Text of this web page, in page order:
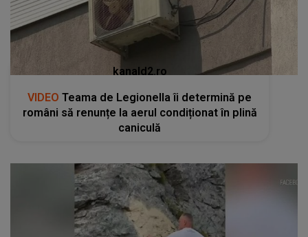
kanald2.ro
VIDEO Teama de Legionella îi determină pe
români să renunțe la aerul condiționat în plină
caniculă